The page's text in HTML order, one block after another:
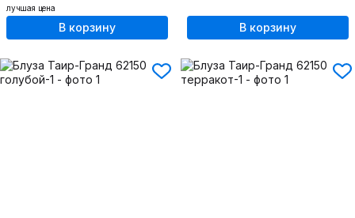
лучшая цена
В корзину В корзину